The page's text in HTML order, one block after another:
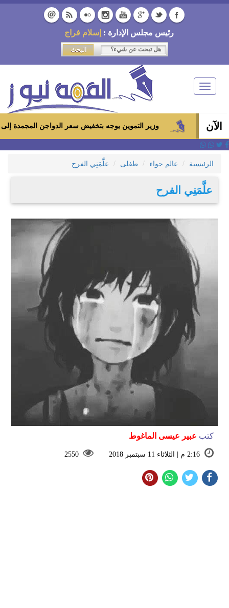
رئيس مجلس الإدارة : إسلام فراج
Toggle
navigation
الآن وزير التموين يوجه بتخفيض سعر الدواجن المجمدة إلى 100 جنيه للكيلو بالمجمعات الاستهلاكية ومعارض «أهلاً رمضان»
الرئيسية عالم حواء طفلى ﻋﻠَّﻤَﻨِﻲ ﺍﻟﻔﺮﺡ
ﻋﻠَّﻤَﻨِﻲ ﺍﻟﻔﺮﺡ
كتب عبير عيسى الماغوط
2:16 م | الثلاثاء 11 سبتمبر 2018 2550